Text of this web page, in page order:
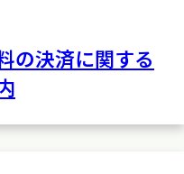
の決済に関する